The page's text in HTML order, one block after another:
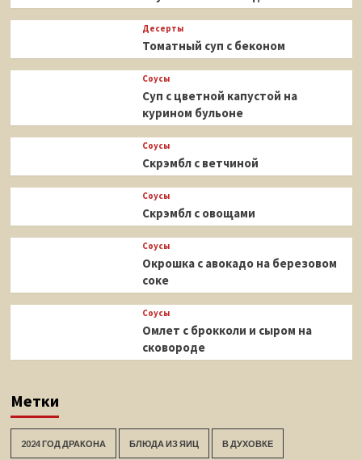
Десерты
Томатный суп с беконом
Соусы
Суп с цветной капустой на
курином бульоне
Соусы
Скрэмбл с ветчиной
Соусы
Скрэмбл с овощами
Соусы
Окрошка с авокадо на березовом
соке
Соусы
Омлет с брокколи и сыром на
сковороде
Метки
2024 ГОД ДРАКОНА БЛЮДА ИЗ ЯИЦ В ДУХОВКЕ